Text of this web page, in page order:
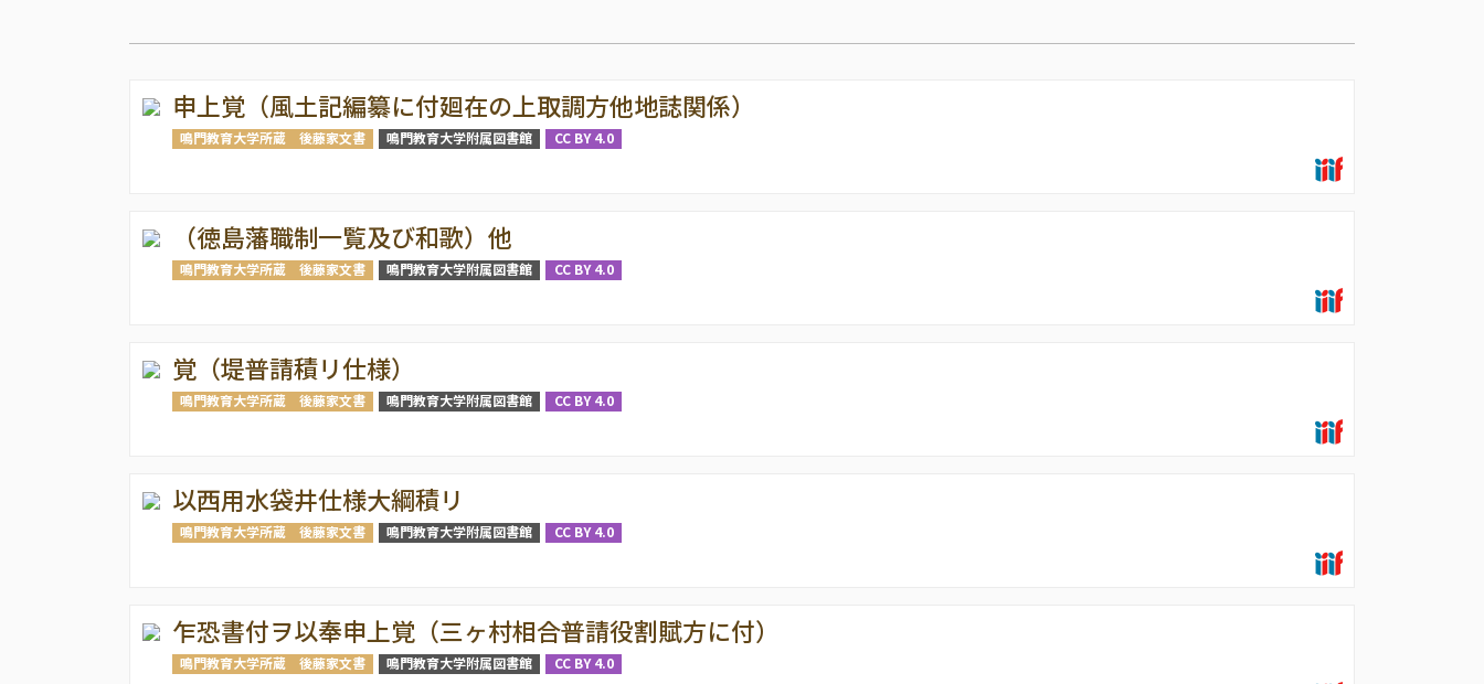
申上覚（風土記編纂に付廻在の上取調方他地誌関係）
鳴門教育大学所蔵 後藤家文書 鳴門教育大学附属図書館 CC BY 4.0
（徳島藩職制一覧及び和歌）他
鳴門教育大学所蔵 後藤家文書 鳴門教育大学附属図書館 CC BY 4.0
覚（堤普請積リ仕様）
鳴門教育大学所蔵 後藤家文書 鳴門教育大学附属図書館 CC BY 4.0
以西用水袋井仕様大綱積リ
鳴門教育大学所蔵 後藤家文書 鳴門教育大学附属図書館 CC BY 4.0
乍恐書付ヲ以奉申上覚（三ヶ村相合普請役割賦方に付）
鳴門教育大学所蔵 後藤家文書 鳴門教育大学附属図書館 CC BY 4.0